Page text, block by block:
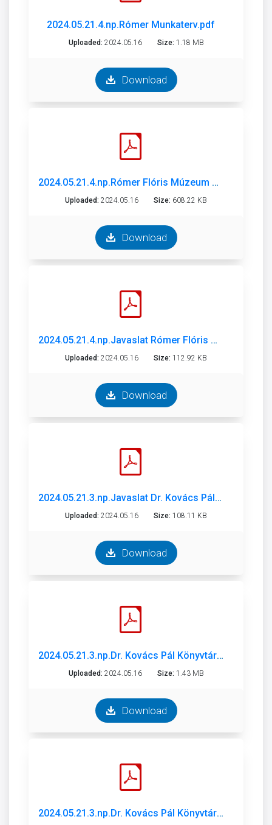
2024.05.21.4.np.Rómer Munkaterv.pdf
Uploaded: 2024.05.16 Size: 1.18 MB
Download
2024.05.21.4.np.Rómer Flóris Múzeum beszámoló_jó.pdf
Uploaded: 2024.05.16 Size: 608.22 KB
Download
2024.05.21.4.np.Javaslat Rómer Flóris Művészeti és Történeti Múzeum 2023 beszámoló és 2024 munkaterv.pdf
Uploaded: 2024.05.16 Size: 112.92 KB
Download
2024.05.21.3.np.Javaslat Dr. Kovács Pál Könyvtár és Közösségi Tér 2023 beszámoló és 2024 munkaterv.pdf
Uploaded: 2024.05.16 Size: 108.11 KB
Download
2024.05.21.3.np.Dr. Kovács Pál Könyvtár és Közösségi Tér 2024_evi_munkaterv_alairt.pdf
Uploaded: 2024.05.16 Size: 1.43 MB
Download
2024.05.21.3.np.Dr. Kovács Pál Könyvtár és Közösségi Tér 2023_evi_beszamolo_alairt.pdf